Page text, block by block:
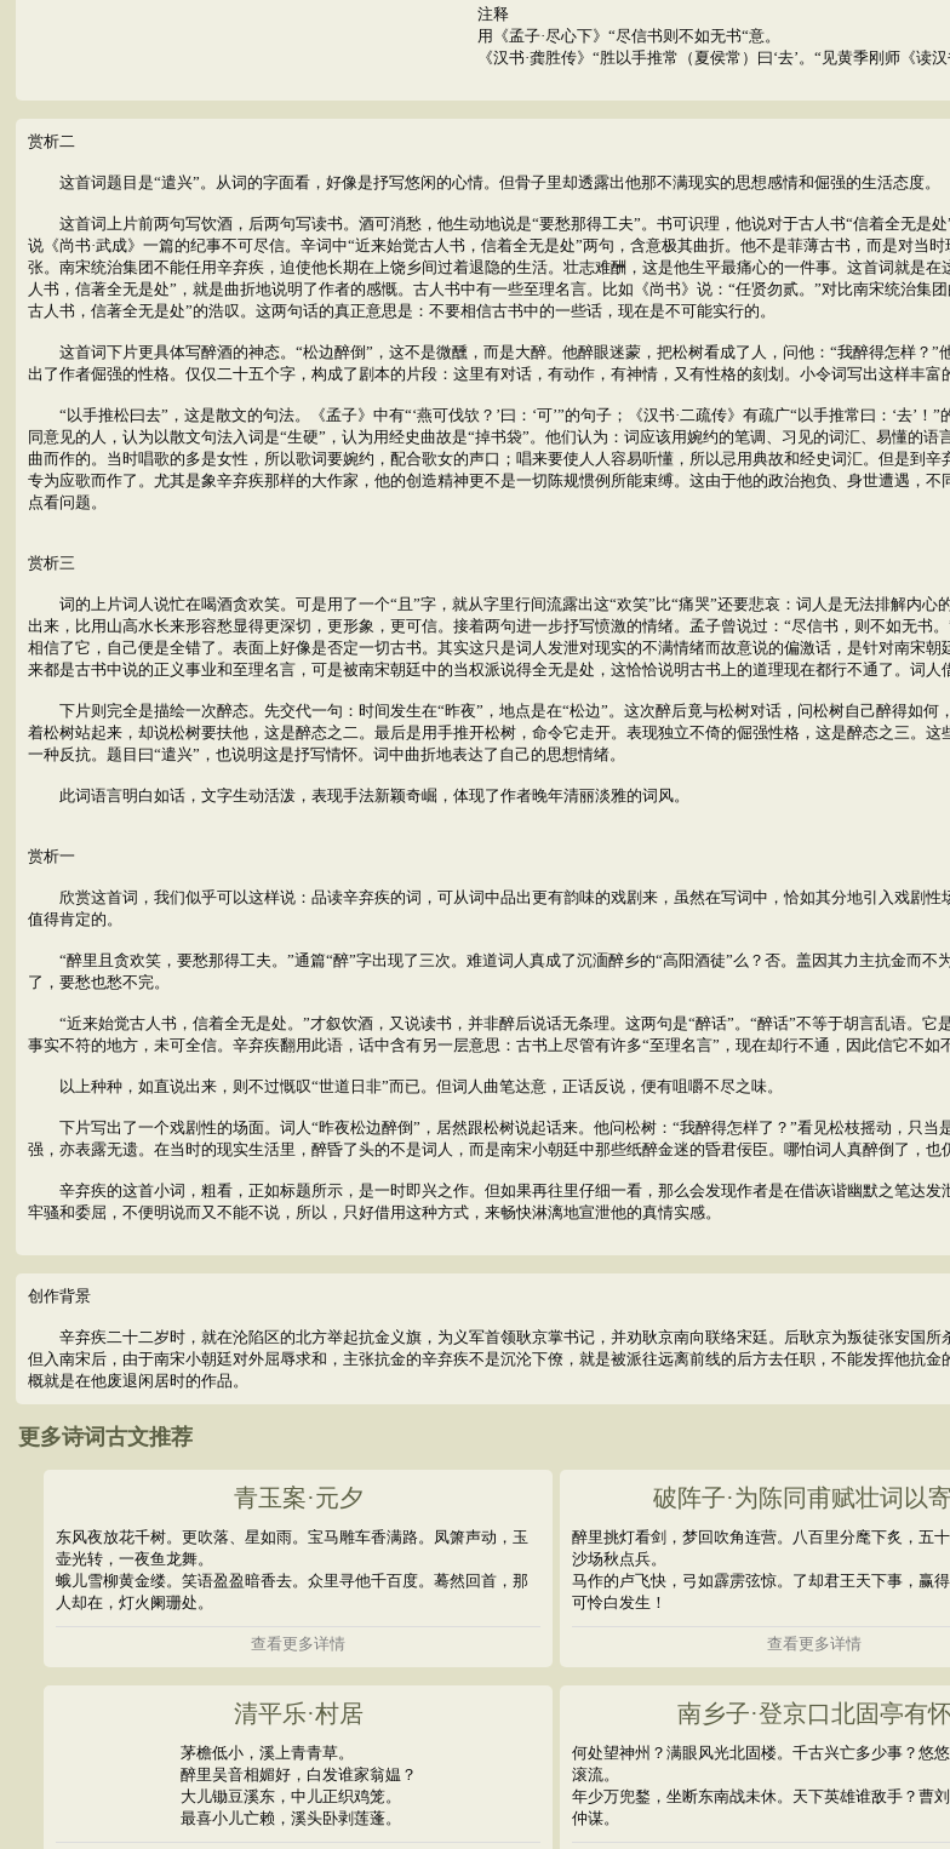
注释
用《孟子·尽心下》“尽信书则不如无书“意。
《汉书·龚胜传》“胜以手推常（夏侯常）曰‘去’。“见黄季刚师《读
赏析二
这首词题目是“遣兴”。从词的字面看，好像是抒写悠闲的心情。但骨子里却透露出他那不满现实的思想感情和倔强的生活态度。
这首词上片前两句写饮酒，后两句写读书。酒可消愁，他生动地说是“要愁那得工夫”。书可识理，他说对于古人书“信着全无是
说《尚书·武成》一篇的纪事不可尽信。辛词中“近来始觉古人书，信着全无是处”两句，含意极其曲折。他不是菲薄古书，而是对
张。南宋统治集团不能任用辛弃疾，迫使他长期在上饶乡间过着退隐的生活。壮志难酬，这是他生平最痛心的一件事。这首词就是
人书，信著全无是处”，就是曲折地说明了作者的感慨。古人书中有一些至理名言。比如《尚书》说：“任贤勿贰。”对比南宋统治
古人书，信著全无是处”的浩叹。这两句话的真正意思是：不要相信古书中的一些话，现在是不可能实行的。
这首词下片更具体写醉酒的神态。“松边醉倒”，这不是微醺，而是大醉。他醉眼迷蒙，把松树看成了人，问他：“我醉得怎样？
出了作者倔强的性格。仅仅二十五个字，构成了剧本的片段：这里有对话，有动作，有神情，又有性格的刻划。小令词写出这样丰富
“以手推松曰去”，这是散文的句法。《孟子》中有“‘燕可伐欤？’曰：‘可’”的句子；《汉书·二疏传》有疏广“以手推常曰：‘去’
同意见的人，认为以散文句法入词是“生硬”，认为用经史曲故是“掉书袋”。他们认为：词应该用婉约的笔调、习见的词汇、易懂的
曲而作的。当时唱歌的多是女性，所以歌词要婉约，配合歌女的声口；唱来要使人人容易听懂，所以忌用典故和经史词汇。但是到
专为应歌而作了。尤其是象辛弃疾那样的大作家，他的创造精神更不是一切陈规惯例所能束缚。这由于他的政治抱负、身世遭遇，
点看问题。
赏析三
词的上片词人说忙在喝酒贪欢笑。可是用了一个“且”字，就从字里行间流露出这“欢笑”比“痛哭”还要悲哀：词人是无法排解内心
出来，比用山高水长来形容愁显得更深切，更形象，更可信。接着两句进一步抒写愤激的情绪。孟子曾说过：“尽信书，则不如无
相信了它，自己便是全错了。表面上好像是否定一切古书。其实这只是词人发泄对现实的不满情绪而故意说的偏激话，是针对南宋
来都是古书中说的正义事业和至理名言，可是被南宋朝廷中的当权派说得全无是处，这恰恰说明古书上的道理现在都行不通了。词
下片则完全是描绘一次醉态。先交代一句：时间发生在“昨夜”，地点是在“松边”。这次醉后竟与松树对话，问松树自己醉得如
着松树站起来，却说松树要扶他，这是醉态之二。最后是用手推开松树，命令它走开。表现独立不倚的倔强性格，这是醉态之三。
一种反抗。题目曰“遣兴”，也说明这是抒写情怀。词中曲折地表达了自己的思想情绪。
此词语言明白如话，文字生动活泼，表现手法新颖奇崛，体现了作者晚年清丽淡雅的词风。
赏析一
欣赏这首词，我们似乎可以这样说：品读辛弃疾的词，可从词中品出更有韵味的戏剧来，虽然在写词中，恰如其分地引入戏剧
值得肯定的。
“醉里且贪欢笑，要愁那得工夫。”通篇“醉”字出现了三次。难道词人真成了沉湎醉乡的“高阳酒徒”么？否。盖因其力主抗金而
了，要愁也愁不完。
“近来始觉古人书，信着全无是处。”才叙饮酒，又说读书，并非醉后说话无条理。这两句是“醉话”。“醉话”不等于胡言乱语。它
事实不符的地方，未可全信。辛弃疾翻用此语，话中含有另一层意思：古书上尽管有许多“至理名言”，现在却行不通，因此信它不如
以上种种，如直说出来，则不过慨叹“世道日非”而已。但词人曲笔达意，正话反说，便有咀嚼不尽之味。
下片写出了一个戏剧性的场面。词人“昨夜松边醉倒”，居然跟松树说起话来。他问松树：“我醉得怎样了？”看见松枝摇动，只当
强，亦表露无遗。在当时的现实生活里，醉昏了头的不是词人，而是南宋小朝廷中那些纸醉金迷的昏君佞臣。哪怕词人真醉倒了，
辛弃疾的这首小词，粗看，正如标题所示，是一时即兴之作。但如果再往里仔细一看，那么会发现作者是在借诙谐幽默之笔达
牢骚和委屈，不便明说而又不能不说，所以，只好借用这种方式，来畅快淋漓地宣泄他的真情实感。
创作背景
辛弃疾二十二岁时，就在沦陷区的北方举起抗金义旗，为义军首领耿京掌书记，并劝耿京南向联络宋廷。后耿京为叛徒张安国所
但入南宋后，由于南宋小朝廷对外屈辱求和，主张抗金的辛弃疾不是沉沦下僚，就是被派往远离前线的后方去任职，不能发挥他抗
概就是在他废退闲居时的作品。
更多诗词古文推荐
青玉案·元夕
东风夜放花千树。更吹落、星如雨。宝马雕车香满路。凤箫声动，玉
壶光转，一夜鱼龙舞。
蛾儿雪柳黄金缕。笑语盈盈暗香去。众里寻他千百度。蓦然回首，那
人却在，灯火阑珊处。
查看更多详情
破阵子·为陈同甫赋壮词以
醉里挑灯看剑，梦回吹角连营。八百里分麾下炙，五十
沙场秋点兵。
马作的卢飞快，弓如霹雳弦惊。了却君王天下事，赢得
可怜白发生！
查看更多详情
清平乐·村居
茅檐低小，溪上青青草。
醉里吴音相媚好，白发谁家翁媪？
大儿锄豆溪东，中儿正织鸡笼。
最喜小儿亡赖，溪头卧剥莲蓬。
南乡子·登京口北固亭有
何处望神州？满眼风光北固楼。千古兴亡多少事？悠
滚流。
年少万兜鍪，坐断东南战未休。天下英雄谁敌手？曹
仲谋。